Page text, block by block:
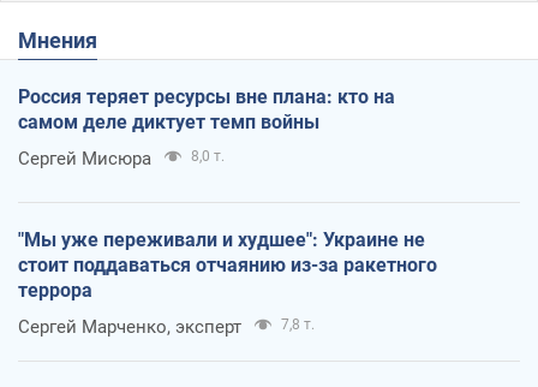
Мнения
Россия теряет ресурсы вне плана: кто на
самом деле диктует темп войны
Сергей Мисюра 8,0 т.
"Мы уже переживали и худшее": Украине не
стоит поддаваться отчаянию из-за ракетного
террора
Сергей Марченко, эксперт 7,8 т.